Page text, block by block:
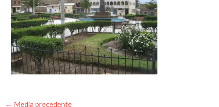
← Media precedente